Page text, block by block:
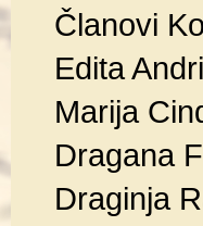
Članovi
Edita
Marija
Dragana
Draginja